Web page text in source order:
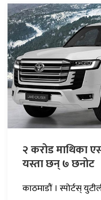
२ करोड माथिका
यस्ता छन् ७ छनोट
काठमाडौं । स्पोर्टस्